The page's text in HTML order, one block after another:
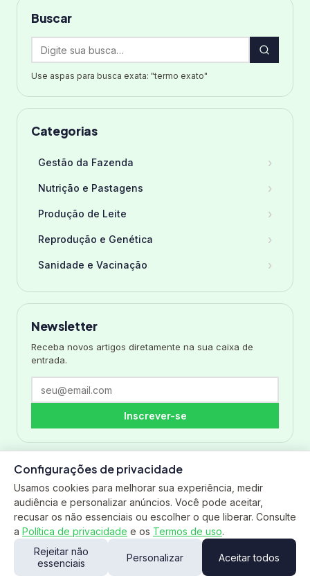
Buscar
Use aspas para busca exata: "termo exato"
Categorias
Gestão da Fazenda ›
Nutrição e Pastagens ›
Produção de Leite ›
Reprodução e Genética ›
Sanidade e Vacinação ›
Newsletter
Receba novos artigos diretamente na sua caixa de
entrada.
Inscrever-se
Equipe Tarefio
Especialistas em Gestão Empresarial
Nossa equipe é especializada em soluções de gestão
empresarial, oferecendo expertise em ERP, automação
Configurações de privacidade
Usamos cookies para melhorar sua experiência, medir
audiência e personalizar anúncios. Você pode aceitar,
recusar os não essenciais ou escolher o que liberar. Consulte
a Política de privacidade e os Termos de uso.
Rejeitar não
essenciais
Personalizar Aceitar todos